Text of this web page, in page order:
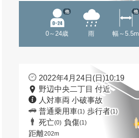
0～24歳
他
雨 幅～5.5m
他
2022年4月24日(日)10:19
野辺中央二丁目 付近
人対車両 小破事故
普通乗用車(1) 歩行者(1)
死亡(0) 負傷(1)
距離202m